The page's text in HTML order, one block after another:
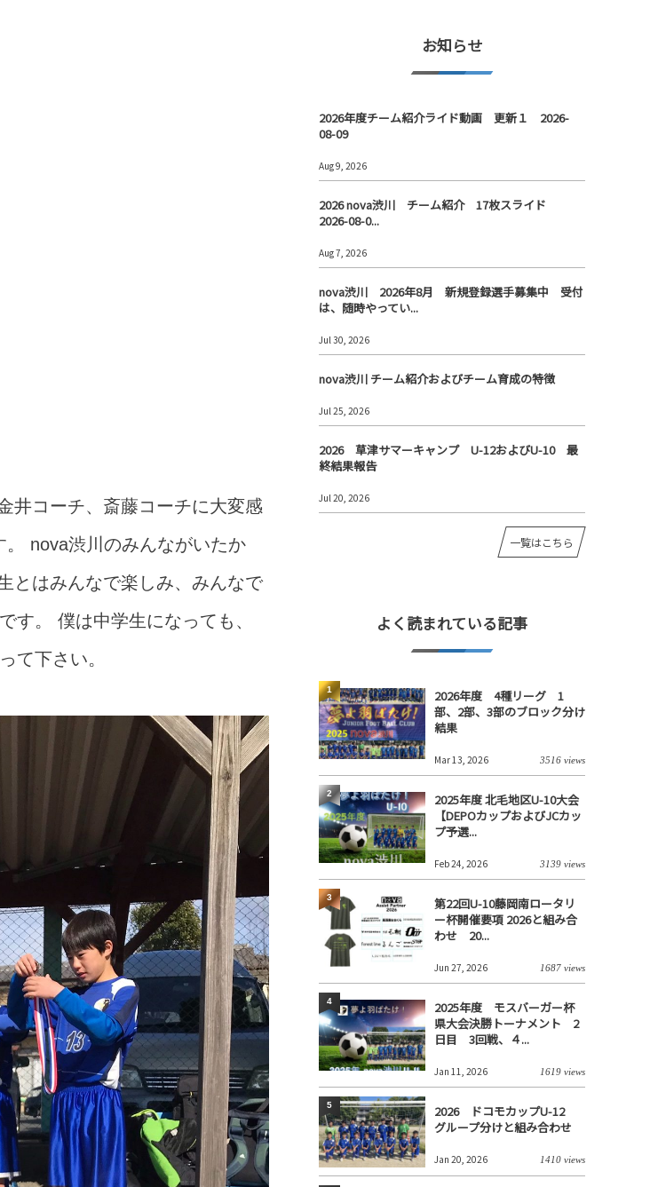
井コーチ、斎藤コーチに大変感
nova渋川のみんながいたか
とはみんなで楽しみ、みんなで
す。 僕は中学生になっても、
て下さい。
お知らせ
2026年度チーム紹介ライド動画 更新１ 2026-
08-09
Aug 9, 2026
2026 nova渋川 チーム紹介 17枚スライド
2026-08-0...
Aug 7, 2026
nova渋川 2026年8月 新規登録選手募集中 受付
は、随時やってい...
Jul 30, 2026
nova渋川 チーム紹介およびチーム育成の特徴
Jul 25, 2026
2026 草津サマーキャンプ U-12およびU-10 最
終結果報告
Jul 20, 2026
一覧はこちら
よく読まれている記事
2026年度 4種リーグ 1
部、2部、3部のブロック分け
結果
Mar 13, 2026 3516 views
1
2025年度 北毛地区U-10大会
【DEPOカップおよびJCカッ
プ予選...
Feb 24, 2026 3139 views
2
第22回U-10藤岡南ロータリ
ー杯開催要項 2026と組み合
わせ 20...
Jun 27, 2026 1687 views
3
2025年度 モスバーガー杯
県大会決勝トーナメント 2
日目 3回戦、４...
Jan 11, 2026 1619 views
4
2026 ドコモカップU-12
グループ分けと組み合わせ
Jan 20, 2026 1410 views
5